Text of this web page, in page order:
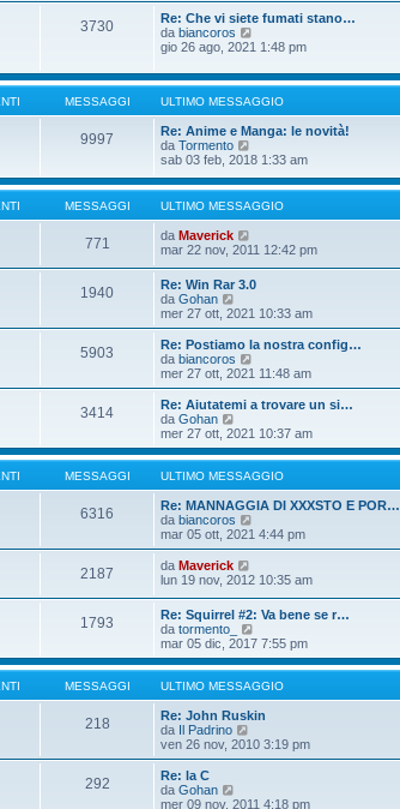
o
e
s
s
a
g
i
o
i
m
o
m
s
s
a
g
g
i
o
u
l
t
m
o
e
s
s
a
g
i
3730
Re: Che vi siete fumati stano…
da biancoros
e
i
u
l
t
i
o
m
e
s
s
g
o
gio 26 ago, 2021 1:48 pm
MESSAGGI ULTIMO MESSAGGIO
9997
Re: Anime e Manga: le novità!
da Tormento
e
i
u
i
m
o
m
s
s
a
g
g
i
o
sab 03 feb, 2018 1:33 am
MESSAGGI ULTIMO MESSAGGIO
771 da Maverick
e
i
u
l
t
i
m
o
m
e
s
a
g
g
i
o
mar 22 nov, 2011 12:42 pm
1940
Re: Win Rar 3.0
da Gohan
e
d
i
u
l
m
o
m
e
s
s
a
g
g
i
mer 27 ott, 2021 10:33 am
5903
Re: Postiamo la nostra config…
da biancoros
e
d
i
i
m
o
m
s
g
g
i
o
mer 27 ott, 2021 11:48 am
3414
Re: Aiutatemi a trovare un si…
da Gohan
e
d
i
u
l
t
m
o
m
e
s
a
g
g
i
o
mer 27 ott, 2021 10:37 am
MESSAGGI ULTIMO MESSAGGIO
6316
Re: MANNAGGIA DI XXXSTO E POR…
da biancoros
e
d
u
t
i
o
m
e
s
s
a
g
i
mar 05 ott, 2021 4:44 pm
2187 da Maverick
e
i
u
l
t
i
m
o
m
e
s
s
a
lun 19 nov, 2012 10:35 am
1793
Re: Squirrel #2: Va bene se r…
da tormento_
e
d
i
u
l
t
m
o
s
mar 05 dic, 2017 7:55 pm
MESSAGGI ULTIMO MESSAGGIO
218
Re: John Ruskin
da Il Padrino
e
d
l
ven 26 nov, 2010 3:19 pm
292
Re: la C
da Gohan
e
mer 09 nov, 2011 4:18 pm